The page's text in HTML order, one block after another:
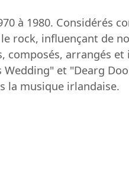
à 1980. Considérés
rock, influençant de
arrangés
et "Dearg
la musique irlandaise.